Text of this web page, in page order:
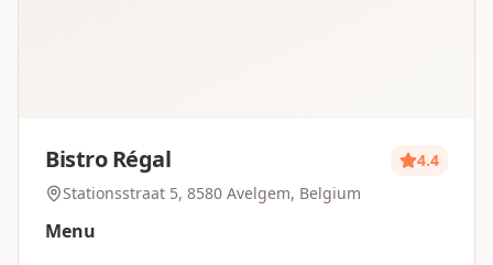
Bistro Régal
4.4
Stationsstraat 5, 8580 Avelgem, Belgium
Menu